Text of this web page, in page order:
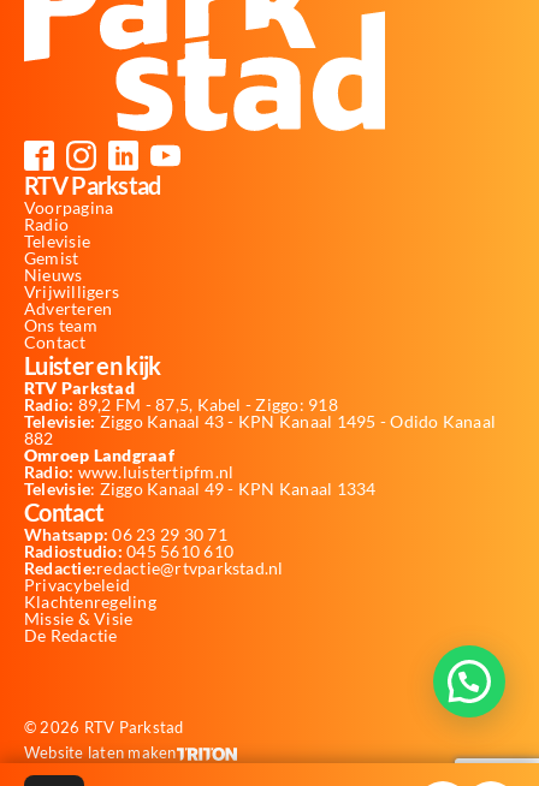
RTV Parkstad
Voorpagina
Radio
Televisie
Gemist
Nieuws
Vrijwilligers
Adverteren
Ons team
Contact
Luister en kijk
RTV Parkstad
Radio: 89,2 FM - 87,5, Kabel - Ziggo: 918
Televisie: Ziggo Kanaal 43 - KPN Kanaal 1495 - Odido Kanaal
882
Omroep Landgraaf
Radio: www.luistertipfm.nl
Televisie: Ziggo Kanaal 49 - KPN Kanaal 1334
Contact
Whatsapp: 06 23 29 30 71
Radiostudio: 045 5610 610
Redactie:redactie@rtvparkstad.nl
Privacybeleid
Klachtenregeling
Missie & Visie
De Redactie
© 2026 RTV Parkstad
Website laten maken